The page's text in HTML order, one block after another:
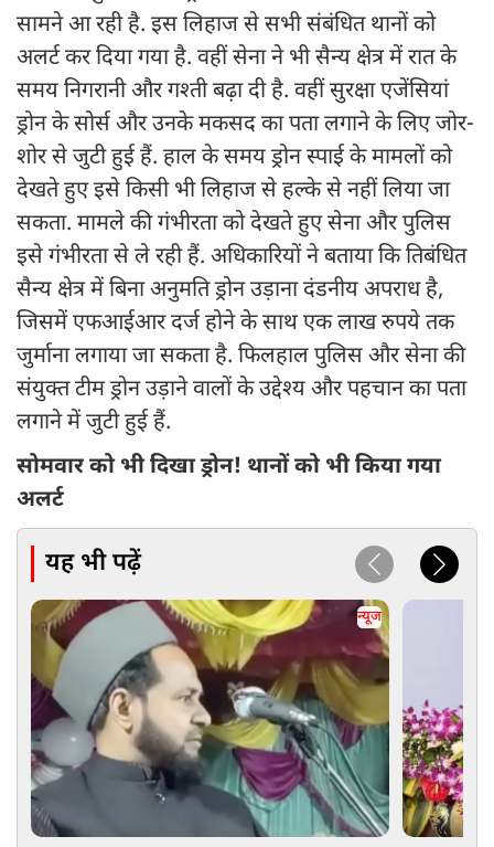
सामने आ रही है. इस लिहाज से सभी संबंधित थानों को
अलर्ट कर दिया गया है. वहीं सेना ने भी सैन्य क्षेत्र में रात के
समय निगरानी और गश्ती बढ़ा दी है. वहीं सुरक्षा एजेंसियां
ड्रोन के सोर्स और उनके मकसद का पता लगाने के लिए जोर-
शोर से जुटी हुई हैं. हाल के समय ड्रोन स्पाई के मामलों को
देखते हुए इसे किसी भी लिहाज से हल्के से नहीं लिया जा
सकता. मामले की गंभीरता को देखते हुए सेना और पुलिस
इसे गंभीरता से ले रही हैं. अधिकारियों ने बताया कि तिबंधित
सैन्य क्षेत्र में बिना अनुमति ड्रोन उड़ाना दंडनीय अपराध है,
जिसमें एफआईआर दर्ज होने के साथ एक लाख रुपये तक
जुर्माना लगाया जा सकता है. फिलहाल पुलिस और सेना की
संयुक्त टीम ड्रोन उड़ाने वालों के उद्देश्य और पहचान का पता
लगाने में जुटी हुई हैं.
सोमवार को भी दिखा ड्रोन! थानों को भी किया गया
अलर्ट
यह भी पढ़ें
न्यूज